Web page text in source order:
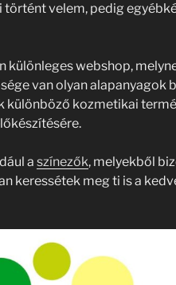
velem, pedig
különleges webshop,
van olyan alapanyagok
különböző kozmetikai
a színezők, melyekből
keressétek meg ti is a